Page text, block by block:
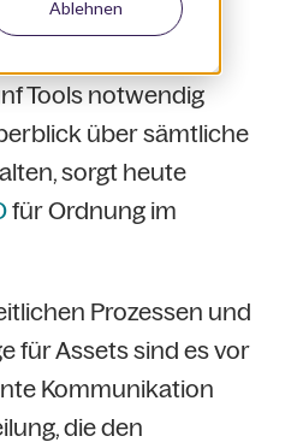
Ablehnen
Tools notwendig
über sämtliche
sorgt heute
für Ordnung im
Prozessen und
für Assets sind es vor
Kommunikation
die den